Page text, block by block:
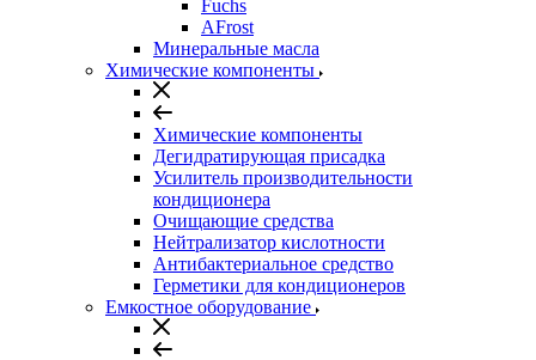
Fuchs
AFrost
Минеральные масла
Химические компоненты
Химические компоненты
Дегидратирующая присадка
Усилитель производительности
кондиционера
Очищающие средства
Нейтрализатор кислотности
Антибактериальное средство
Герметики для кондиционеров
Емкостное оборудование